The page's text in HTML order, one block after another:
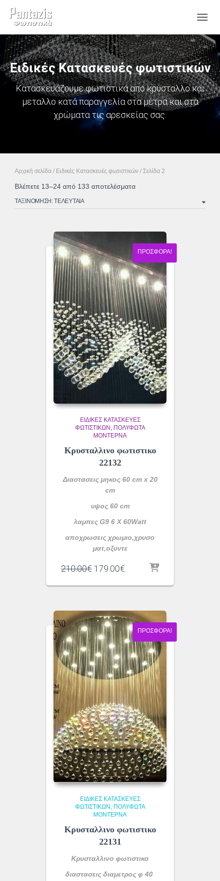
Ειδικές Κατασκευές φωτιστικών
Κατασκευάζουμε φωτιστικά απο κρύσταλλο και
μεταλλο κατά παραγγελία στα μέτρα και στα
χρώματα τις αρεσκείας σας.
Αρχική σελίδα / Ειδικές Κατασκευές φωτιστικών / Σελίδα 2
Βλέπετε 13–24 από 133 αποτελέσματαSorted
latest
ΠΡΟΣΦΟΡΆ!
ΕΙΔΙΚΈΣ ΚΑΤΑΣΚΕΥΈΣ
ΦΩΤΙΣΤΙΚΏΝ
ΠΟΛΎΦΩΤΑ
ΜΟΝΤΈΡΝΑ
Κρυσταλλινο φωτιστικο
22132
Διαστασεις μηκος 60 cm x 20
cm
υψος 60 cm
λαμπες G9 6 X 60Watt
αποχρωσεις χρωμιο,χρυσο
ματ,οξυντε
210.00€ Original
was:
179.00€Η
τιμή
179.00€.
ΠΡΟΣΦΟΡΆ!
ΕΙΔΙΚΈΣ ΚΑΤΑΣΚΕΥΈΣ
ΦΩΤΙΣΤΙΚΏΝ
ΠΟΛΎΦΩΤΑ
ΜΟΝΤΈΡΝΑ
Κρυσταλλινο φωτιστικο
22131
Κρυσταλλινο φωτιστικο
διαστασεις διαμετρος φ 40